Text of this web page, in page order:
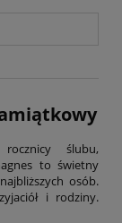
ślubu,
to świetny
osób.
i rodziny.